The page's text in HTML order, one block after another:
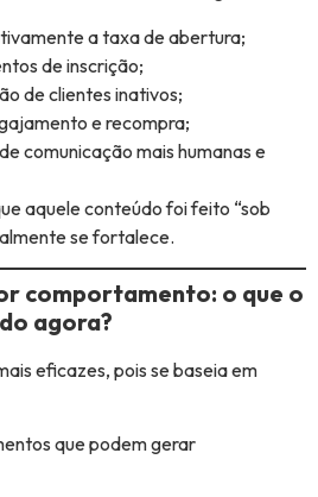
a taxa de abertura;
de inscrição;
de clientes inativos;
e recompra;
comunicação mais humanas e
aquele conteúdo foi feito “sob
se fortalece.
comportamento: o que o
agora?
eficazes, pois se baseia em
que podem gerar